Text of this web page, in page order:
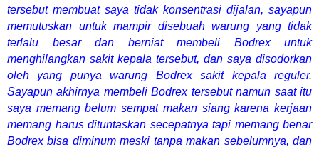
tersebut membuat saya tidak konsentrasi dijalan, sayapun
memutuskan untuk mampir disebuah warung yang tidak
terlalu besar dan berniat membeli Bodrex untuk
menghilangkan sakit kepala tersebut, dan saya disodorkan
oleh yang punya warung Bodrex sakit kepala reguler.
Sayapun akhirnya membeli Bodrex tersebut namun saat itu
saya memang belum sempat makan siang karena kerjaan
memang harus dituntaskan secepatnya tapi memang benar
Bodrex bisa diminum meski tanpa makan sebelumnya, dan